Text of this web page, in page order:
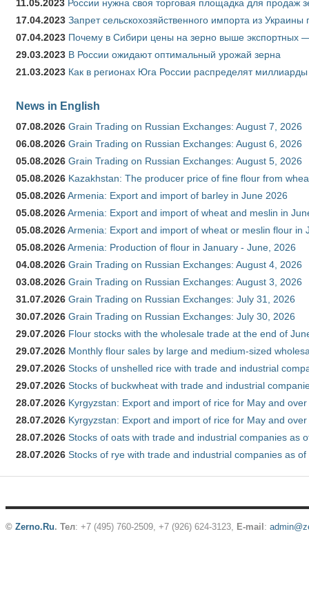
11.05.2023 России нужна своя торговая площадка для продаж
17.04.2023 Запрет сельскохозяйственного импорта из
07.04.2023 Почему в Сибири цены на зерно выше экспортных
29.03.2023 В России ожидают оптимальный урожай зерна
21.03.2023 Как в регионах Юга России распределят
News in English
07.08.2026 Grain Trading on Russian Exchanges: August 7, 2026
06.08.2026 Grain Trading on Russian Exchanges: August 6, 2026
05.08.2026 Grain Trading on Russian Exchanges: August 5, 2026
05.08.2026 Kazakhstan: The producer price of fine flour from
05.08.2026Armenia: Export and import of barley in June 2026
05.08.2026Armenia: Export and import of wheat and meslin in
05.08.2026Armenia: Export and import of wheat or meslin flour in
05.08.2026Armenia: Production of flour in January - June, 2026
04.08.2026 Grain Trading on Russian Exchanges: August 4, 2026
03.08.2026 Grain Trading on Russian Exchanges: August 3, 2026
31.07.2026 Grain Trading on Russian Exchanges: July 31, 2026
30.07.2026 Grain Trading on Russian Exchanges: July 30, 2026
29.07.2026 Flour stocks with the wholesale trade at the end of
29.07.2026 Monthly flour sales by large and medium-sized
29.07.2026 Stocks of unshelled rice with trade and industrial
29.07.2026 Stocks of buckwheat with trade and industrial
28.07.2026 Kyrgyzstan: Export and import of rice for May and
28.07.2026 Kyrgyzstan: Export and import of rice for May and
28.07.2026 Stocks of oats with trade and industrial companies as
28.07.2026 Stocks of rye with trade and industrial companies as
© Zerno.Ru. Тел: +7 (495) 760-2509, +7 (926) 624-3123, E-mail :